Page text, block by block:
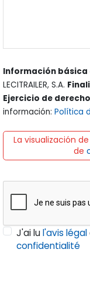
Información básica
LECITRAILER, S.A.
Ejercicio de
información: Política
La visualización
de
J'ai lul'avis légal
confidentialité